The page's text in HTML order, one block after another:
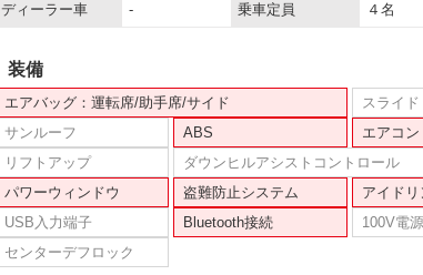
ディーラー車 - 乗車定員 ４名
装備
エアバッグ：運転席/助手席/サイド
スライド
サンルーフ
ABS エアコン
リフトアップ
ダウンヒルアシストコントロール
パワーウィンドウ
盗難防止システム アイド
USB入力端子
Bluetooth接続 100V電源
センターデフロック